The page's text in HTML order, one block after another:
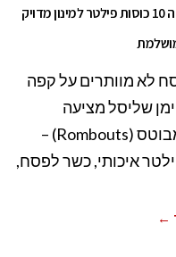
בכל אריזה 10 כוסות פילטר למינון מדויק
לא מוותרים על קפה
שליסל מציעה
את רומבוטס (Rombouts) –
איכותי, כשר לפסח,
←